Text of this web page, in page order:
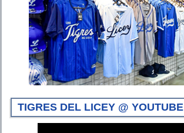
TIGRES DEL LICEY @ YOUTUBE